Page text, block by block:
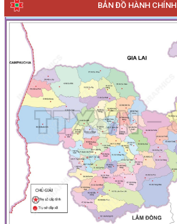
BẢN ĐỒ HÀNH CHÍNH